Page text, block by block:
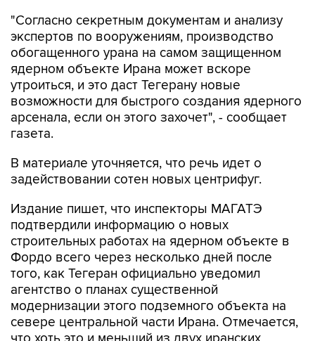
"Согласно секретным документам и анализу
экспертов по вооружениям, производство
обогащенного урана на самом защищенном
ядерном объекте Ирана может вскоре
утроиться, и это даст Тегерану новые
возможности для быстрого создания ядерного
арсенала, если он этого захочет", - сообщает
газета.
В материале уточняется, что речь идет о
задействовании сотен новых центрифуг.
Издание пишет, что инспекторы МАГАТЭ
подтвердили информацию о новых
строительных работах на ядерном объекте в
Фордо всего через несколько дней после
того, как Тегеран официально уведомил
агентство о планах существенной
модернизации этого подземного объекта на
севере центральной части Ирана. Отмечается,